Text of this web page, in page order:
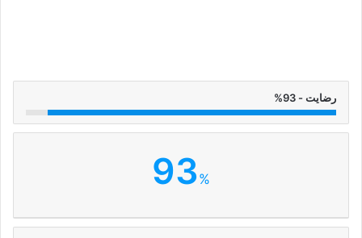
رضایت - 93%
93%